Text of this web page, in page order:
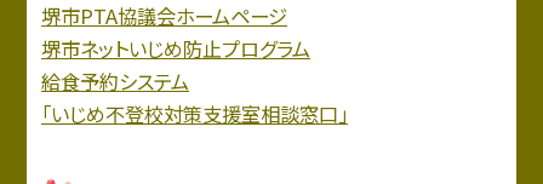
堺市PTA協議会ホームページ
堺市ネットいじめ防止プログラム
給食予約システム
「いじめ不登校対策支援室相談窓口」